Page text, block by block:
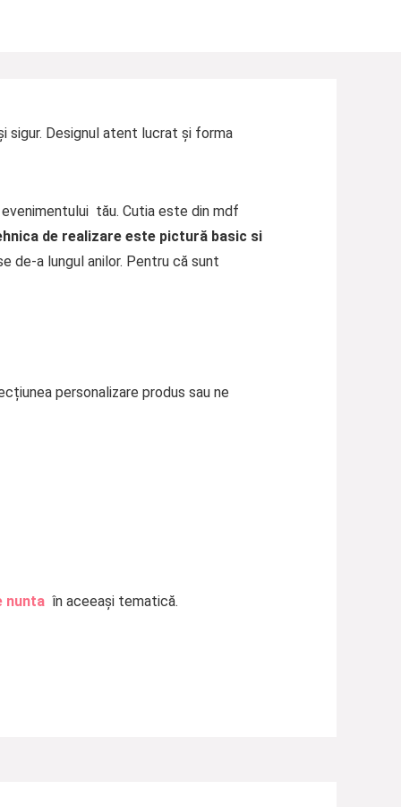
sigur. Designul atent lucrat și forma
tău. Cutia este din mdf
de realizare este pictură basic si
de-a lungul anilor. Pentru că sunt
personalizare produs sau ne
nunta în aceeași tematică.